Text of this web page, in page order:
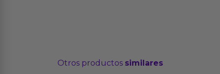
Otros productos similares